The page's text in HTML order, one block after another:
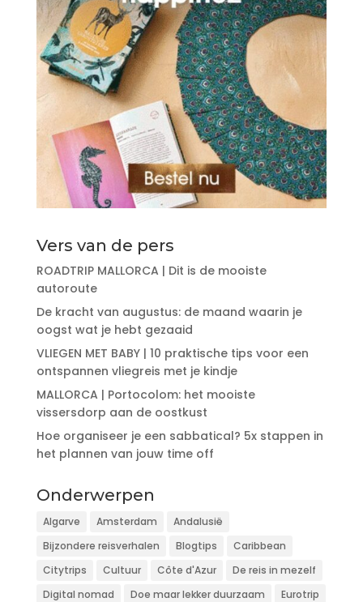
Vers van de pers
ROADTRIP MALLORCA | Dit is de mooiste
autoroute
De kracht van augustus: de maand waarin je
oogst wat je hebt gezaaid
VLIEGEN MET BABY | 10 praktische tips voor een
ontspannen vliegreis met je kindje
MALLORCA | Portocolom: het mooiste
vissersdorp aan de oostkust
Hoe organiseer je een sabbatical? 5x stappen in
het plannen van jouw time off
Onderwerpen
Algarve Amsterdam
Andalusië
Bijzondere reisverhalen
Blogtips
Caribbean
Citytrips
Cultuur Côte d'Azur
De reis in mezelf
Digital nomad
Doe maar lekker duurzaam
Eurotrip